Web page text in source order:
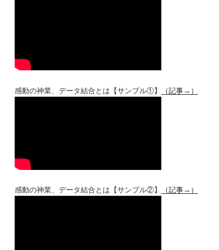
感動の神業、データ結合とは【サンプル①】 （記事→）
感動の神業、データ結合とは【サンプル②】 （記事→）